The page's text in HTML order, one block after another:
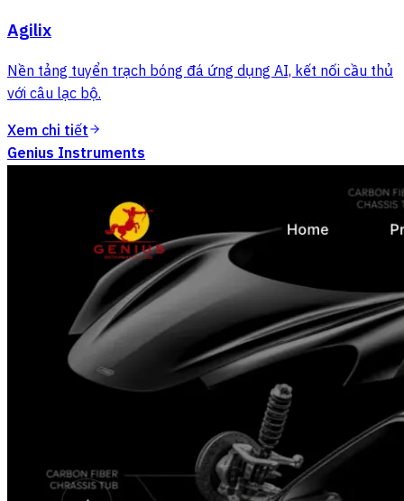
Agilix
Nền tảng tuyển trạch bóng đá ứng dụng AI, kết nối cầu thủ
với câu lạc bộ.
Xem chi tiết
Genius Instruments